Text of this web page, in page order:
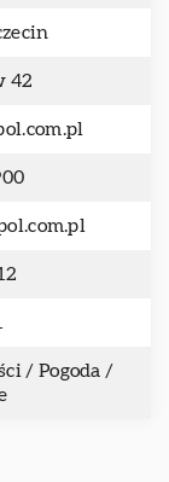
42
/ Pogoda /